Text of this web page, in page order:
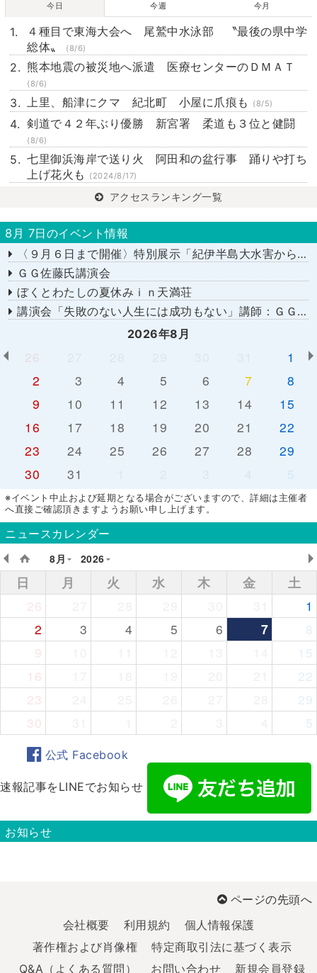
今日 今週 今月
４種目で東海大会へ 尾鷲中水泳部 〝最後の県中学
総体〟
(8/6)
熊本地震の被災地へ派遣 医療センターのＤＭＡＴ
(8/6)
上里、船津にクマ 紀北町 小屋に爪痕も (8/5)
剣道で４２年ぶり優勝 新宮署 柔道も３位と健闘
(8/6)
七里御浜海岸で送り火 阿田和の盆行事 踊りや打ち
上げ花火も
(2024/8/17)
アクセスランキング一覧
8月 7日のイベント情報
〈９月６日まで開催〉特別展示「紀伊半島大水害から１５年－あの日を忘れない－」
ＧＧ佐藤氏講演会
ぼくとわたしの夏休みｉｎ天満荘
講演会「失敗のない人生には成功もない」講師：ＧＧ佐藤さん
2026年8月
26
1
2
3 4 5 6 7
8
9
10 11 12 13 14
15
16
17 18 19 20 21
22
23
24 25 26 27 28
29
30
31 5
※イベント中止および延期となる場合がございますので、詳細は主催者
へ直接ご確認頂きますようお願い申し上げます。
ニュースカレンダー
8月
2026
日 月 火 水 木 金
土
26
1
2
3 4 5 6 7
8
9
15
16
22
23
29
30
5
公式 Facebook
速報記事をLINEでお知らせ
お知らせ
ページの先頭へ
会社概要
利用規約
個人情報保護
著作権および肖像権
特定商取引法に基づく表示
Q&A（よくある質問）
お問い合わせ 新規会員登録